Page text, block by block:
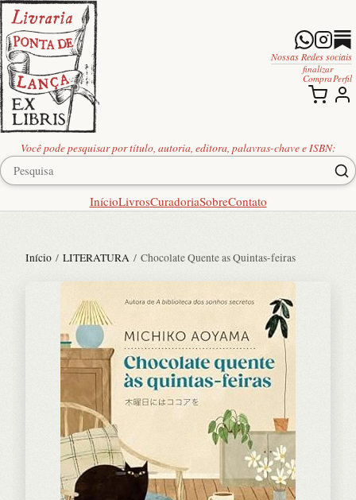
Você pode pesquisar por título, autoria, editora, palavras-chave e ISBN:
InícioLivrosCuradoriaSobreContato
Nossas Redes sociais
finalizar
Compra Perfil
Início / LITERATURA / Chocolate Quente as Quintas-feiras